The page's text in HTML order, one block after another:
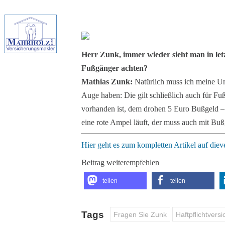
Herr Zunk, immer wieder sieht man in
Fußgänger achten?
Mathias Zunk: Natürlich muss ich meine
Auge haben: Die gilt schließlich auch für
vorhanden ist, dem drohen 5 Euro Bußgeld
eine rote Ampel läuft, der muss auch mit
Hier geht es zum kompletten Artikel auf
Beitrag weiterempfehlen
teilen teilen
Tags Fragen Sie Zunk